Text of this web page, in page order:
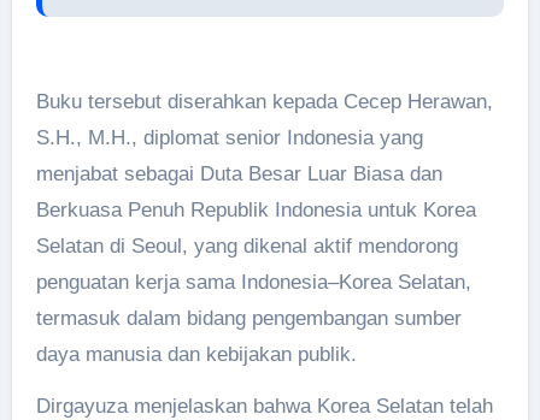
Buku tersebut diserahkan kepada Cecep Herawan,
S.H., M.H., diplomat senior Indonesia yang
menjabat sebagai Duta Besar Luar Biasa dan
Berkuasa Penuh Republik Indonesia untuk Korea
Selatan di Seoul, yang dikenal aktif mendorong
penguatan kerja sama Indonesia–Korea Selatan,
termasuk dalam bidang pengembangan sumber
daya manusia dan kebijakan publik.
Dirgayuza menjelaskan bahwa Korea Selatan telah